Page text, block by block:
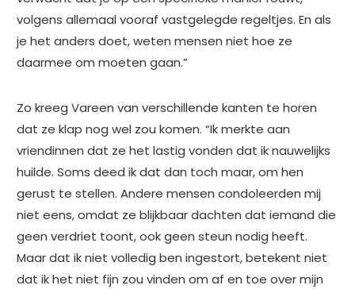
volgens allemaal vooraf vastgelegde regeltjes. En als
je het anders doet, weten mensen niet hoe ze
daarmee om moeten gaan.”
Zo kreeg Vareen van verschillende kanten te horen
dat ze klap nog wel zou komen. “Ik merkte aan
vriendinnen dat ze het lastig vonden dat ik nauwelijks
huilde. Soms deed ik dat dan toch maar, om hen
gerust te stellen. Andere mensen condoleerden mij
niet eens, omdat ze blijkbaar dachten dat iemand die
geen verdriet toont, ook geen steun nodig heeft.
Maar dat ik niet volledig ben ingestort, betekent niet
dat ik het niet fijn zou vinden om af en toe over mijn